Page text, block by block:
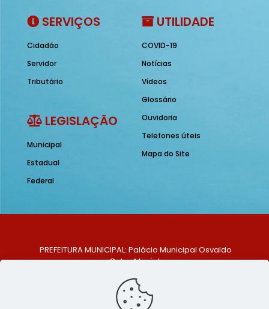
SERVIÇOS
Cidadão
Servidor
Tributário
LEGISLAÇÃO
Municipal
Estadual
Federal
UTILIDADE
COVID-19
Notícias
Vídeos
Glossário
Ouvidoria
Telefones úteis
Mapa do Site
PREFEITURA MUNICIPAL: Palácio Municipal Osvaldo
Celso Maciel
Centro, São Bento do Una - PE. CEP: 553370-128
TELEFONE: (81) 99548-1569